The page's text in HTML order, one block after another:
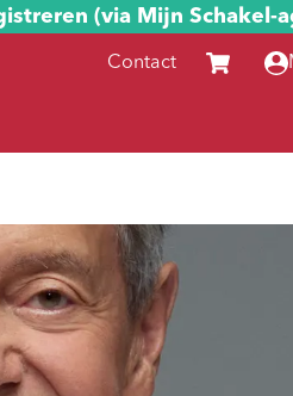
(via Mijn Schakel-
Contact